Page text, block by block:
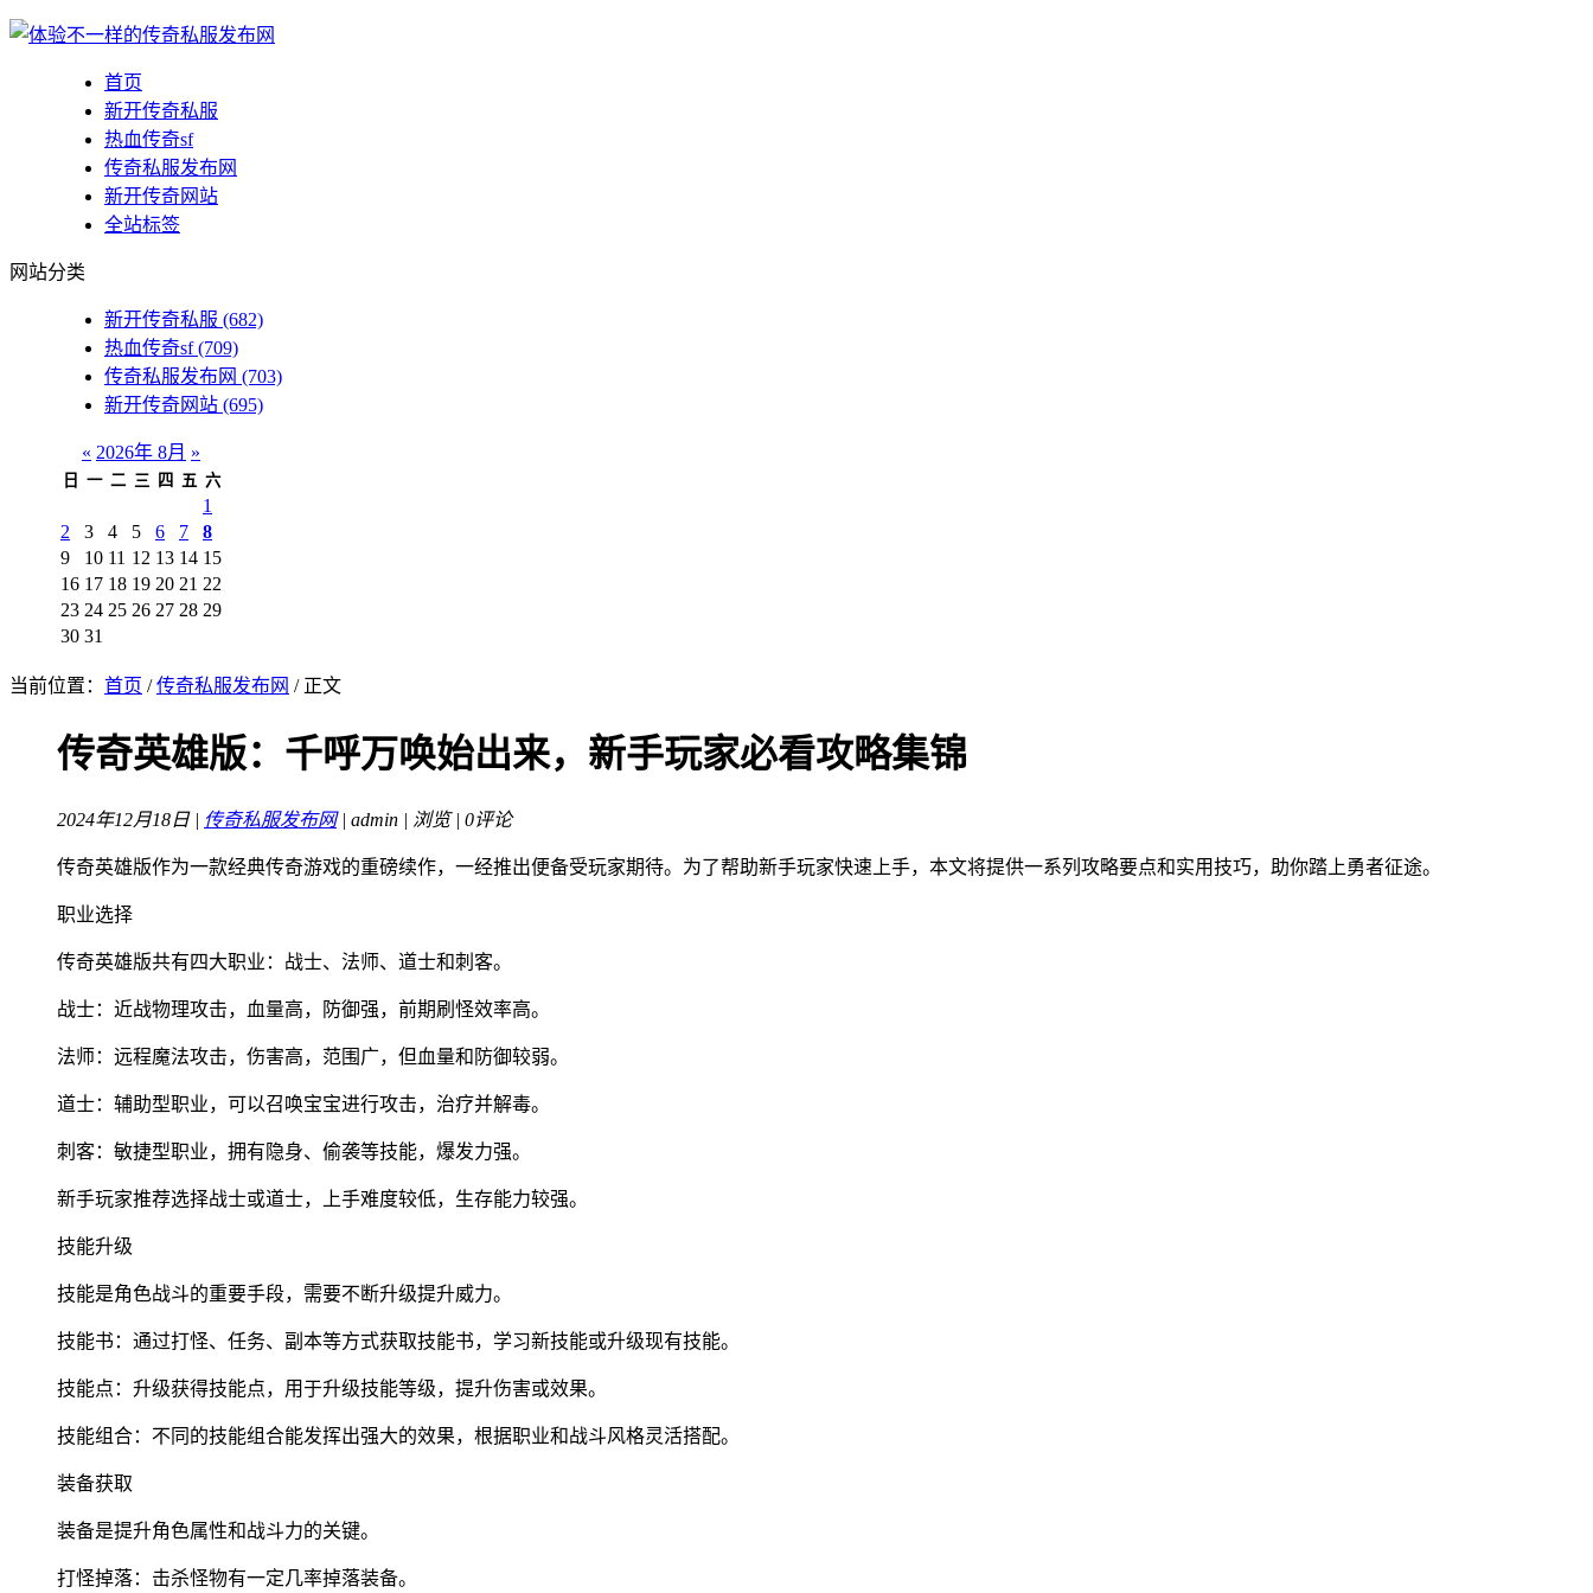
首页
新开传奇私服
热血传奇sf
传奇私服发布网
新开传奇网站
全站标签
网站分类
新开传奇私服 (682)
热血传奇sf(709)
传奇私服发布网 (703)
新开传奇网站 (695)
« 2026年 8月 »
日 一 二 三 四 五 六
1
2
3 4 5 6 7
8
9
10 11 12 13 14 15
16 17 18 19 20 21 22
23 24 25 26 27 28 29
30 31
当前位置： 首页 /传奇私服发布网 / 正文
传奇英雄版：千呼万唤始出来，新手玩家必看攻略集锦
2024年12月18日 | 传奇私服发布网| admin | 浏览 | 0评论
传奇英雄版作为一款经典传奇游戏的重磅续作，一经推出便备受玩家期待。为了帮助新手玩家快速上手，本文将提供一系列攻略要点和实用技巧，助你踏上勇者征途。
职业选择
传奇英雄版共有四大职业：战士、法师、道士和刺客。
战士：近战物理攻击，血量高，防御强，前期刷怪效率高。
法师：远程魔法攻击，伤害高，范围广，但血量和防御较弱。
道士：辅助型职业，可以召唤宝宝进行攻击，治疗并解毒。
刺客：敏捷型职业，拥有隐身、偷袭等技能，爆发力强。
新手玩家推荐选择战士或道士，上手难度较低，生存能力较强。
技能升级
技能是角色战斗的重要手段，需要不断升级提升威力。
技能书：通过打怪、任务、副本等方式获取技能书，学习新技能或升级现有技能。
技能点：升级获得技能点，用于升级技能等级，提升伤害或效果。
技能组合：不同的技能组合能发挥出强大的效果，根据职业和战斗风格灵活搭配。
装备获取
装备是提升角色属性和战斗力的关键。
打怪掉落：击杀怪物有一定几率掉落装备。